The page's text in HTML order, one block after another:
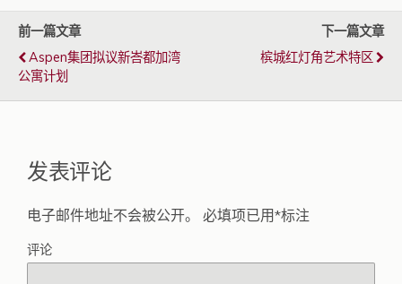
前一篇文章
Aspen集团拟议新峇都加湾
公寓计划
下一篇文章
槟城红灯角艺术特区
发表评论
电子邮件地址不会被公开。 必填项已用*标注
评论